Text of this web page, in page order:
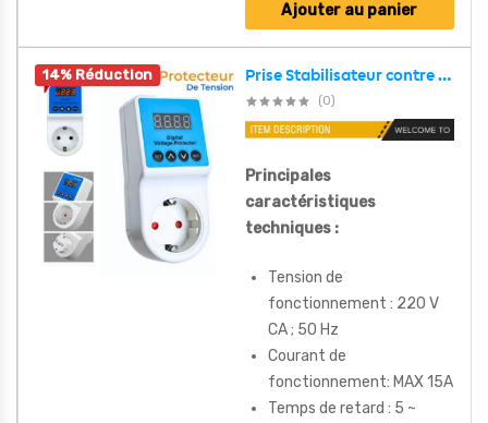
Ajouter au panier
14% Réduction Prise Stabilisateur contre les basses et hautes tensions dans le réseau électrique 30 A
(0)
Principales
caractéristiques
techniques :
Tension de
fonctionnement : 220 V
CA ; 50 Hz
Courant de
fonctionnement: MAX 15A
Temps de retard : 5 ~